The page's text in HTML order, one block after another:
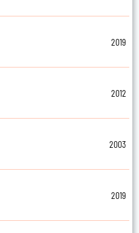
2019
2012
2003
2019